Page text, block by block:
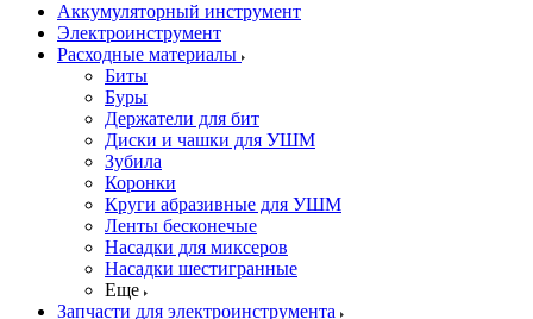
Аккумуляторный инструмент
Электроинструмент
Расходные материалы
Биты
Буры
Держатели для бит
Диски и чашки для УШМ
Зубила
Коронки
Круги абразивные для УШМ
Ленты бесконечые
Насадки для миксеров
Насадки шестигранные
Еще
Запчасти для электроинструмента